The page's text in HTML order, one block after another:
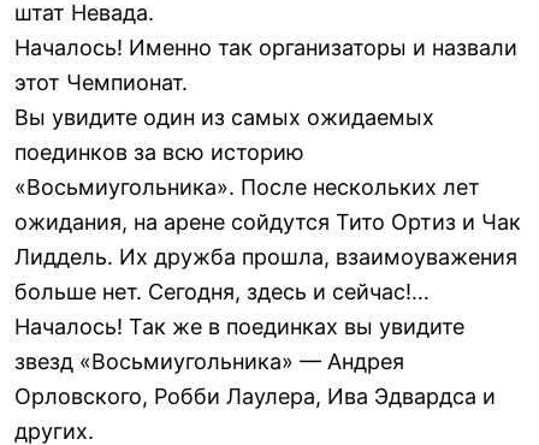
штат Невада.
Началось! Именно так организаторы и назвали
этот Чемпионат.
Вы увидите один из самых ожидаемых
поединков за всю историю
«Восьмиугольника». После нескольких лет
ожидания, на арене сойдутся Тито Ортиз и Чак
Лиддель. Их дружба прошла, взаимоуважения
больше нет. Сегодня, здесь и сейчас!…
Началось! Так же в поединках вы увидите
звезд «Восьмиугольника» — Андрея
Орловского, Робби Лаулера, Ива Эдвардса и
других.